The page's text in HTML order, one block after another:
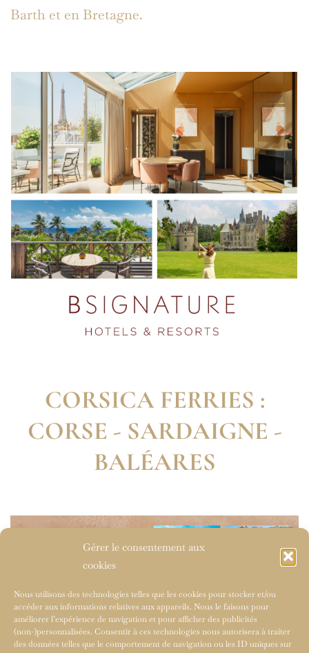
Gérer le consentement aux
cookies
Nous utilisons des technologies telles que les cookies pour stocker et/ou
accéder aux informations relatives aux appareils. Nous le faisons pour
améliorer l’expérience de navigation et pour afficher des publicités
(non-)personnalisées. Consentir à ces technologies nous autorisera à traiter
des données telles que le comportement de navigation ou les ID uniques sur
Barth et en Bretagne.
CORSICA FERRIES :
CORSE - SARDAIGNE -
BALÉARES